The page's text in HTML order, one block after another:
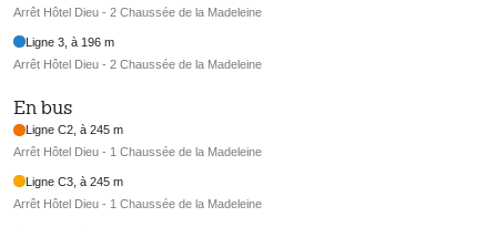
Arrêt Hôtel Dieu - 2 Chaussée de la Madeleine
Ligne 3, à 196 m
Arrêt Hôtel Dieu - 2 Chaussée de la Madeleine
En bus
Ligne C2, à 245 m
Arrêt Hôtel Dieu - 1 Chaussée de la Madeleine
Ligne C3, à 245 m
Arrêt Hôtel Dieu - 1 Chaussée de la Madeleine